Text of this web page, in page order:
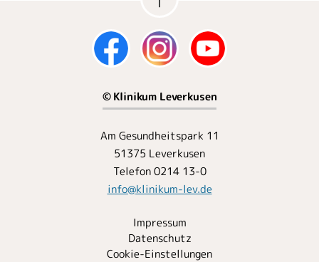
© Klinikum Leverkusen
Am Gesundheitspark 11
51375 Leverkusen
Telefon 0214 13-0
info@klinikum-lev.de
Impressum
Datenschutz
Cookie-Einstellungen